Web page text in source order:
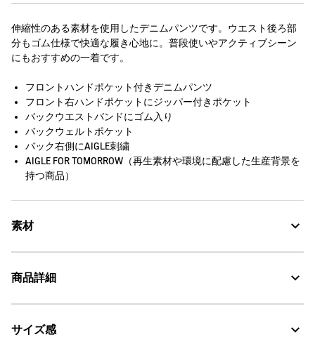
伸縮性のある素材を使用したデニムパンツです。ウエスト後ろ部
分もゴム仕様で快適な履き心地に。普段使いやアクティブシーン
にもおすすめの一着です。
フロントハンドポケット付きデニムパンツ
フロント右ハンドポケットにジッパー付きポケット
バックウエストバンドにゴム入り
バックウェルトポケット
バック右側にAIGLE刺繍
AIGLE FOR TOMORROW（再生素材や環境に配慮した生産背景を
持つ商品）
素材
AIGLE for tomorrow
商品詳細
・色：ストーンデニム (001)
サイズ感